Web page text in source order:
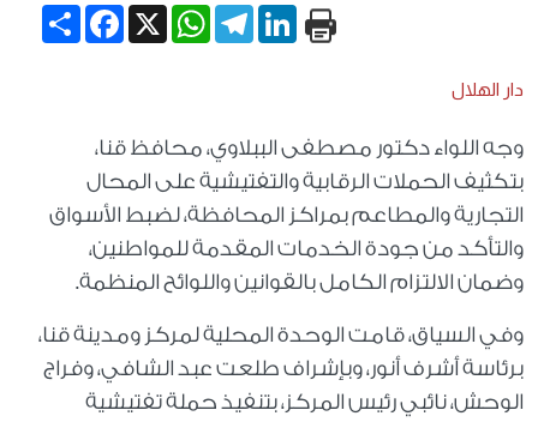
Share
Facebook X
WhatsApp
TelegramLinkedIn
دار الهلال
وجه اللواء دكتور مصطفى الببلاوي، محافظ قنا،
بتكثيف الحملات الرقابية والتفتيشية على المحال
التجارية والمطاعم بمراكز المحافظة، لضبط الأسواق
والتأكد من جودة الخدمات المقدمة للمواطنين،
وضمان الالتزام الكامل بالقوانين واللوائح المنظمة.
وفي السياق، قامت الوحدة المحلية لمركز ومدينة قنا،
برئاسة أشرف أنور، وبإشراف طلعت عبد الشافي، وفراج
الوحش، نائبي رئيس المركز، بتنفيذ حملة تفتيشية